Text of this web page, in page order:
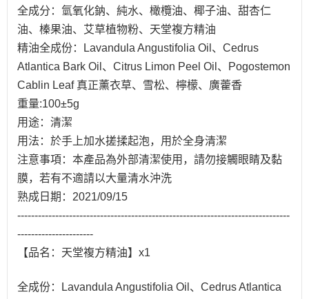
全成分：氫氧化鈉、純水、橄欖油、椰子油、甜杏仁
油、榛果油、艾草植物粉、天堂複方精油
精油全成份：Lavandula Angustifolia Oil、Cedrus
Atlantica Bark Oil、Citrus Limon Peel Oil、Pogostemon
Cablin Leaf 真正薰衣草、雪松、檸檬、廣藿香
重量:100±5g
用途：清潔
用法：於手上加水搓揉起泡，用於全身清潔
注意事項：本產品為外部清潔使用，請勿接觸眼睛及黏
膜，若有不適請以大量清水沖洗
熟成日期：2021/09/15
-------------------------------------------------------------------------------
----------------------
【品名：天堂複方精油】x1
全成份：Lavandula Angustifolia Oil、Cedrus Atlantica